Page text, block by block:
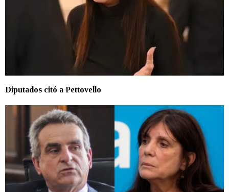
Diputados citó a Pettovello